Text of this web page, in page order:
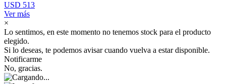
USD 513
Ver más
×
Lo sentimos, en este momento no tenemos stock para el producto
elegido.
Si lo deseas, te podemos avisar cuando vuelva a estar disponible.
Notificarme
No, gracias.